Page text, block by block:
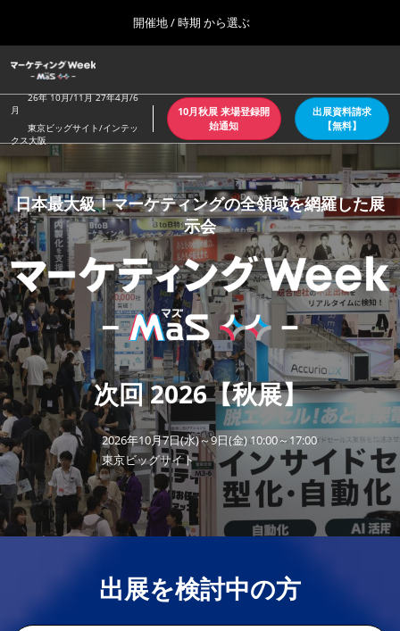
し
進
む
to
close
menu.
開催地 / 時期 から選ぶ
東京ビッグサイト/Tokyo Big Sight
【4月：春】東京
2027年04月21日
東京ビッグサイト/Tokyo Big Sight
【６月：夏】東京
2027年06月30日
東京ビッグサイト/Tokyo Big Sight
【10月：秋】東京
2026年10月07日
東京ビッグサイト/Tokyo Big Sight
【11月】大阪
2026年11月18日
インテックス大阪/INTEX Osaka
ー
バ
ナ
ビ
ゲ
ー
シ
ョ
ン
を
折
り
た
た
む
26年 10月/11月 27年4月/6
月
東京ビッグサイト/インテッ
クス大阪
10月秋展 来場登録開
始通知
出展資料請求
【無料】
マ
ー
ケ
テ
ィ
ン
グ
Week
日本最大級！マーケティングの全領域を網羅した展
示会
次回 2026【秋展】
2026年10月7日(水)～9日(金) 10:00～17:00
東京ビッグサイト
出展を検討中の方